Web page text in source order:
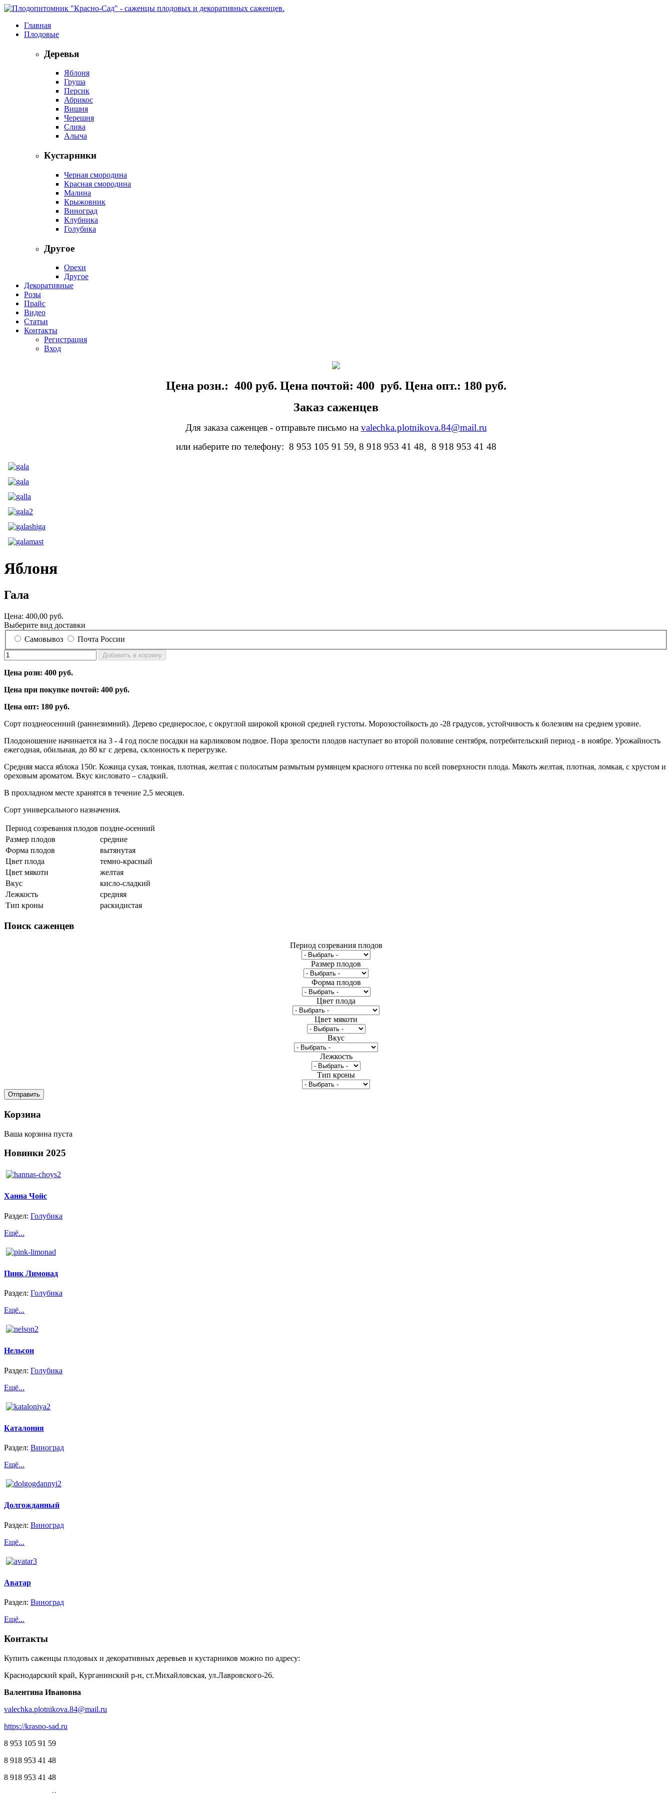
Главная
Плодовые
Деревья
Яблоня
Груша
Персик
Абрикос
Вишня
Черешня
Слива
Алыча
Кустарники
Черная смородина
Красная смородина
Малина
Крыжовник
Виноград
Клубника
Голубика
Другое
Орехи
Другое
Декоративные
Розы
Прайс
Видео
Статьи
Контакты
Регистрация
Вход
Цена розн.: 400 руб. Цена почтой: 400 руб. Цена опт.: 180 руб.
Заказ саженцев
Для заказа саженцев - отправьте письмо на valechka.plotnikova.84@mail.ru
или наберите по телефону: 8 953 105 91 59, 8 918 953 41 48, 8 918 953 41 48
Яблоня
Гала
Цена: 400,00 руб.
Выберите вид доставки
Самовывоз
Почта России
Цена розн: 400 руб.
Цена при покупке почтой: 400 руб.
Цена опт: 180 руб.
Сорт позднеосенний (раннезимний). Дерево среднерослое, с округлой широкой кроной средней густоты. Морозостойкость до -28 градусов, устойчивость к болезням на среднем уровне.
Плодоношение начинается на 3 - 4 год после посадки на карликовом подвое. Пора зрелости плодов наступает во второй половине сентября, потребительский период - в ноябре. Урожайность
ежегодная, обильная, до 80 кг с дерева, склонность к перегрузке.
Средняя масса яблока 150г. Кожица сухая, тонкая, плотная, желтая с полосатым размытым румянцем красного оттенка по всей поверхности плода. Мякоть желтая, плотная, ломкая, с хрустом и
ореховым ароматом. Вкус кисловато – сладкий.
В прохладном месте хранятся в течение 2,5 месяцев.
Сорт универсального назначения.
Период созревания плодов поздне-осенний
Размер плодов
средние
Форма плодов
вытянутая
Цвет плода
темно-красный
Цвет мякоти
желтая
Вкус
кисло-сладкий
Лежкость
средняя
Тип кроны
раскидистая
Поиск саженцев
Период созревания плодов
Размер плодов
Форма плодов
Цвет плода
Цвет мякоти
Вкус
Лежкость
Тип кроны
Корзина
Ваша корзина пуста
Новинки 2025
Ханна Чойс
Раздел: Голубика
Ещё...
Пинк Лимонад
Раздел: Голубика
Ещё...
Нельсон
Раздел: Голубика
Ещё...
Каталония
Раздел: Виноград
Ещё...
Долгожданный
Раздел: Виноград
Ещё...
Аватар
Раздел: Виноград
Ещё...
Контакты
Купить саженцы плодовых и декоративных деревьев и кустарников можно по адресу:
Краснодарский край, Курганинский р-н, ст.Михайловская, ул.Лавровского-26.
Валентина Ивановна
valechka.plotnikova.84@mail.ru
https://krasno-sad.ru
8 953 105 91 59
8 918 953 41 48
8 918 953 41 48